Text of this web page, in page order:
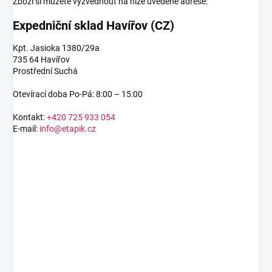
Expedniční sklad Havířov (CZ)
Kpt. Jasioka 1380/29a
735 64 Havířov
Prostřední Suchá
Otevírací doba Po-Pá: 8:00 – 15:00
Kontakt:+420 725 933 054
E-mail: info@etapik.cz